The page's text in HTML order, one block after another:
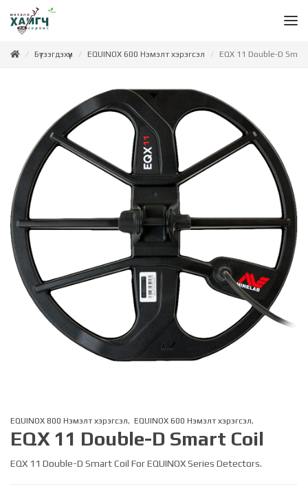
Бүтээгдэхүүн EQUINOX 600 Нэмэлт хэрэгсэл EQX 11 Double-D
EQUINOX 800 Нэмэлт хэрэгсэл, EQUINOX 600 Нэмэлт хэрэгсэл,
EQX 11 Double-D Smart Coil
EQX 11 Double-D Smart Coil For EQUINOX Series Detectors.